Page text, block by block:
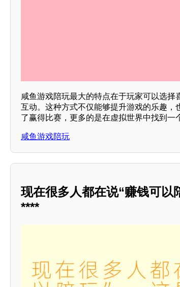
咸鱼游戏陪玩最大的特点在于玩家可以选
互动。这种方式不仅能够提升游戏的乐趣，
了赢得比赛，更多的是在虚拟世界中找到一
咸鱼游戏陪玩
现在很多人都在说“赚钱可以
****